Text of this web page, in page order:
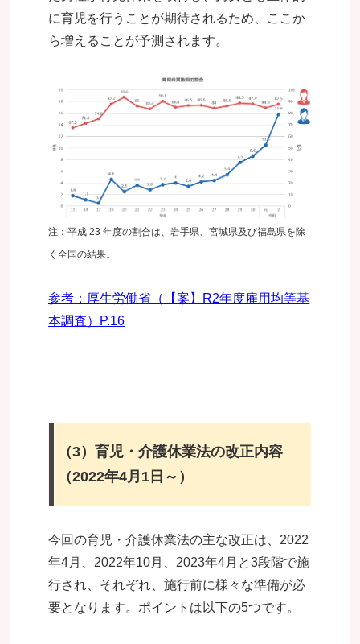
に育児を行うことが期待されるため、ここか
ら増えることが予測されます。
注：平成 23 年度の割合は、岩手県、宮城県及び福島県を除
く全国の結果。
参考：厚生労働省（【案】R2年度雇用均等基
本調査）P.16
（3）育児・介護休業法の改正内容
（2022年4月1日～）
今回の育児・介護休業法の主な改正は、2022
年4月、2022年10月、2023年4月と3段階で施
行され、それぞれ、施行前に様々な準備が必
要となります。ポイントは以下の5つです。